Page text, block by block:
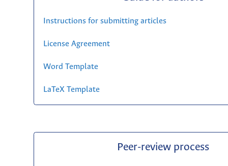
Instructions for submitting articles
License Agreement
Word Template
LaTeX Template
Peer-review process